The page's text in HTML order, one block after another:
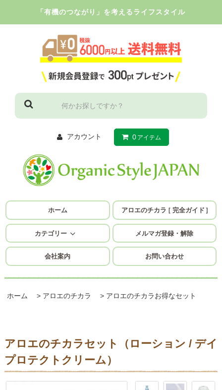
「有機のつながり」を考えるライフスタイル
アカウント 0 アイテム
ホーム アロエのチカラ［完全ガイド］
カテゴリー メルマガ登録・解除
会社案内 お問い合わせ
ホーム > アロエのチカラ > アロエのチカラお得なセット
アロエのチカラセット（ローション / デイ
プロテクトクリーム）